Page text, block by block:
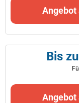
Angebot
Bis
Angebot